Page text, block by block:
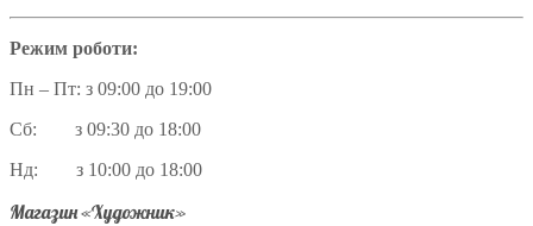
Режим роботи:
Пн – Пт: з 09:00 до 19:00
Сб: з 09:30 до 18:00
Нд: з 10:00 до 18:00
Магазин «Художник»